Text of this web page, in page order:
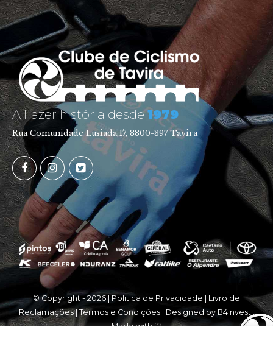
A Fazer história desde1979
Rua Comunidade Lusiada,17, 8800-397 Tavira
© Copyright - 2026 | Politica de Privacidade | Livro de
Reclamações| Termos e Condições| Designed by B4invest
Made with ♡